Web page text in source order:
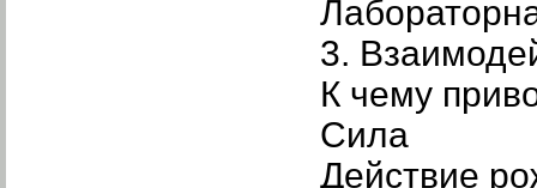
3.
К чему
Сила
Действие